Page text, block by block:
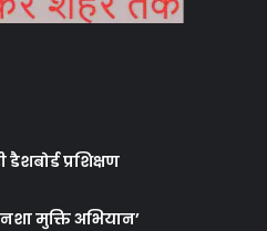
प्रशिक्षण
मुक्ति अभियान’